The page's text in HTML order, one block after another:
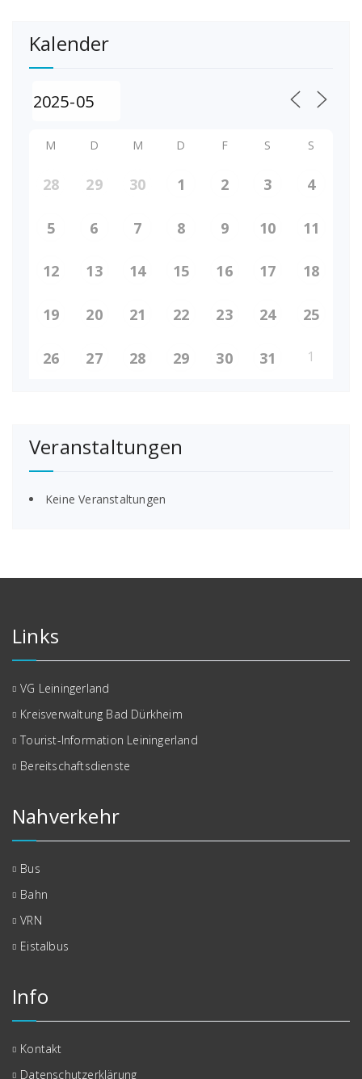
Kalender
M D M D F S S
28 29 30 1 2 3 4
5 6 7 8 9 10 11
12 13 14 15 16 17 18
19 20 21 22 23 24 25
26 27 28 29 30 31 1
Veranstaltungen
Keine Veranstaltungen
Links
VG Leiningerland
Kreisverwaltung Bad Dürkheim
Tourist-Information Leiningerland
Bereitschaftsdienste
Nahverkehr
Bus
Bahn
VRN
Eistalbus
Info
Kontakt
Datenschutzerklärung